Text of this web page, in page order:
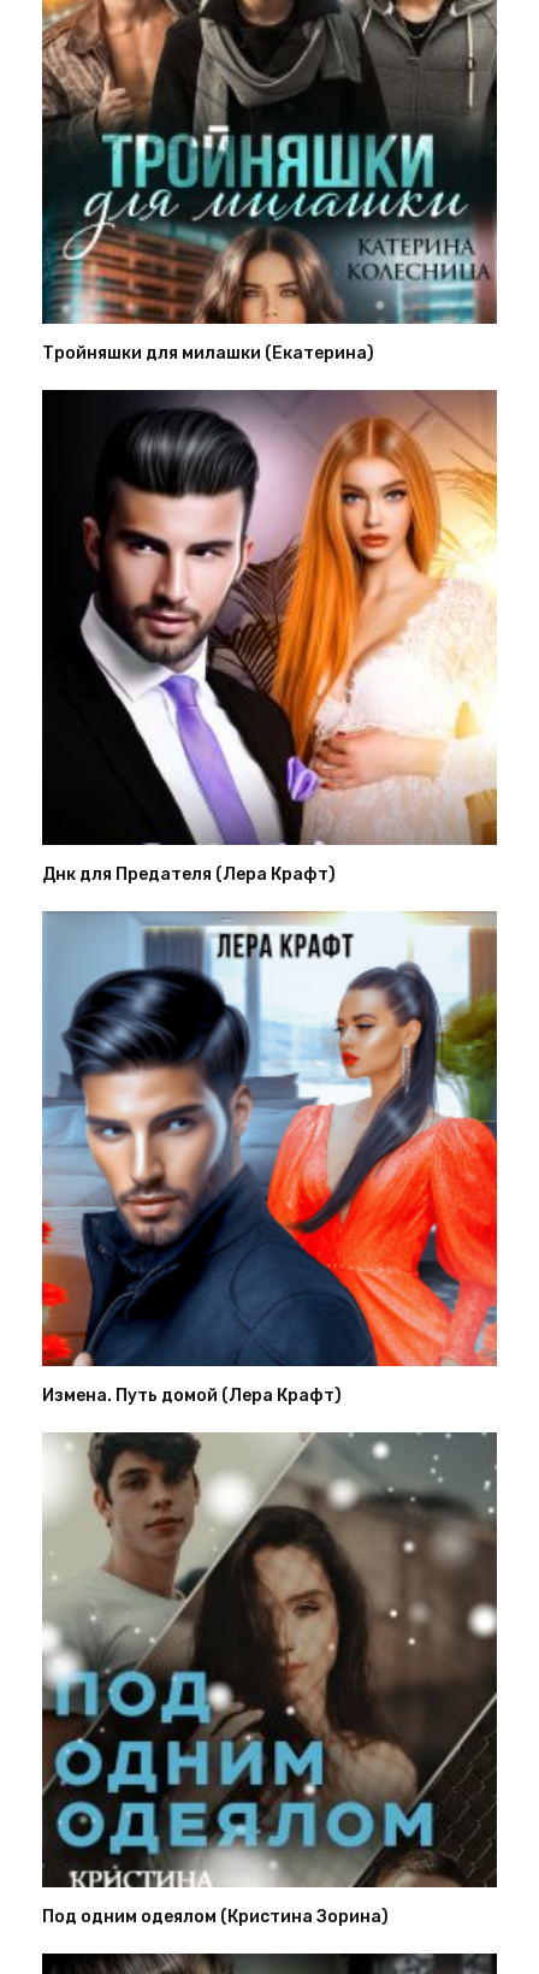
Тройняшки для милашки (Екатерина)
Днк для Предателя (Лера Крафт)
Измена. Путь домой (Лера Крафт)
Под одним одеялом (Кристина Зорина)